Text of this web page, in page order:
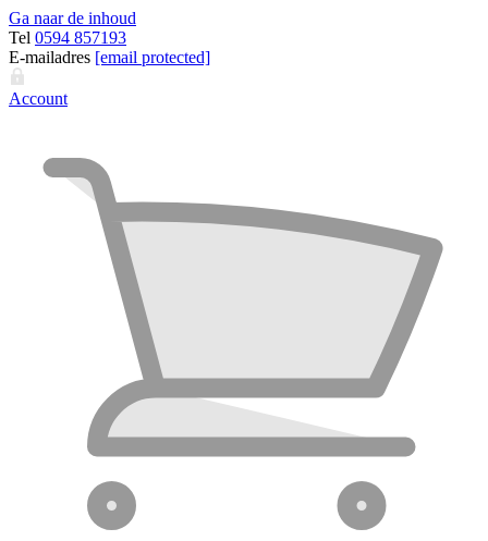
Ga naar de inhoud
Tel 0594 857193
E-mailadres [email protected]
Account